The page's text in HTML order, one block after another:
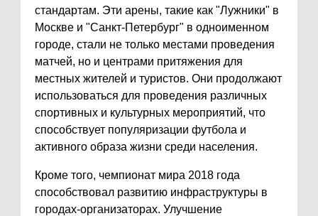
стандартам. Эти арены, такие как "Лужники" в
Москве и "Санкт-Петербург" в одноименном
городе, стали не только местами проведения
матчей, но и центрами притяжения для
местных жителей и туристов. Они продолжают
использоваться для проведения различных
спортивных и культурных мероприятий, что
способствует популяризации футбола и
активного образа жизни среди населения.
Кроме того, чемпионат мира 2018 года
способствовал развитию инфраструктуры в
городах-организаторах. Улучшение